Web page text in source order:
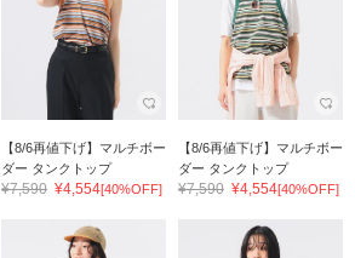
【8/6再値下げ】マルチボー
ダー タンクトップ
¥7,590 ¥4,554[40%OFF]
【8/6再値下げ】マルチボー
ダー タンクトップ
¥7,590 ¥4,554[40%OFF]